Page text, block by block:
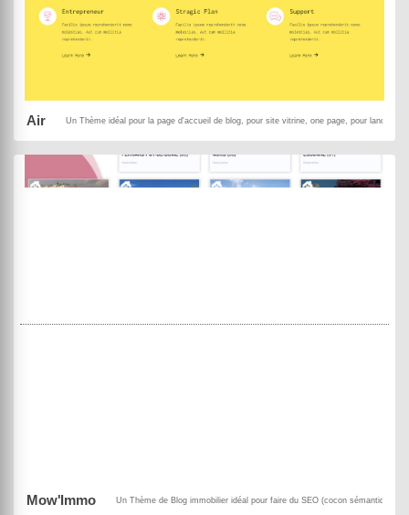
Air Un Thème idéal pour la page d'accueil de blog, pour site vitrine, one page, pour landing
Mow'Immo Un Thème de Blog immobilier idéal pour faire du SEO (cocon sémantique)